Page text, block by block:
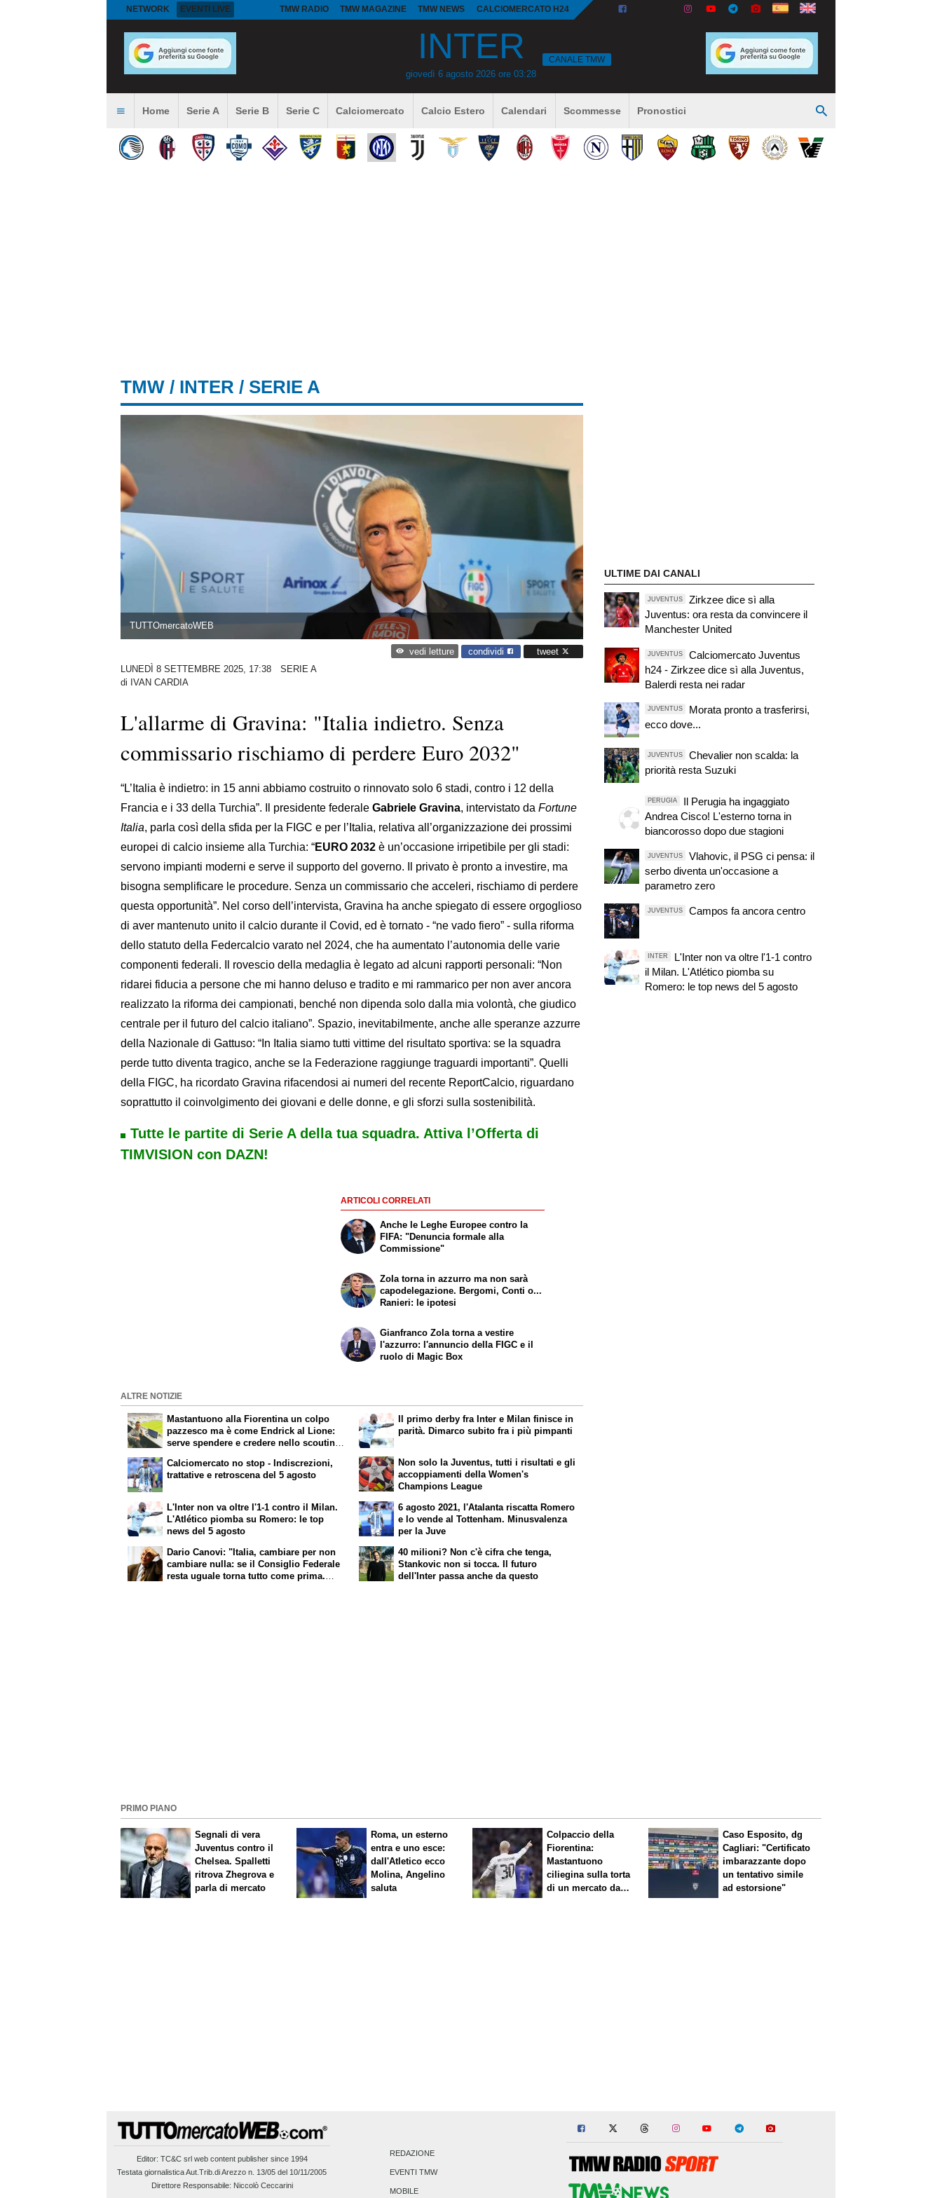
NETWORK EVENTI LIVE TMW RADIO TMW MAGAZINE TMW NEWS CALCIOMERCATO H24
INTER
giovedì 6 agosto 2026 ore 03:28
CANALE TMW
Home Serie A Serie B Serie C Calciomercato Calcio Estero Calendari Scommesse Pronostici
TMW / INTER / SERIE A
TUTTOmercatoWEB
vedi letture condividi
tweet
LUNEDÌ 8 SETTEMBRE 2025, 17:38
SERIE A
di IVAN CARDIA
L'allarme di Gravina: "Italia indietro. Senza
commissario rischiamo di perdere Euro 2032"
“L’Italia è indietro: in 15 anni abbiamo costruito o rinnovato solo 6 stadi, contro i 12 della
Francia e i 33 della Turchia”. Il presidente federale Gabriele Gravina, intervistato da Fortune
Italia, parla così della sfida per la FIGC e per l’Italia, relativa all’organizzazione dei prossimi
europei di calcio insieme alla Turchia: “EURO 2032 è un’occasione irripetibile per gli stadi:
servono impianti moderni e serve il supporto del governo. Il privato è pronto a investire, ma
bisogna semplificare le procedure. Senza un commissario che acceleri, rischiamo di perdere
questa opportunità”. Nel corso dell’intervista, Gravina ha anche spiegato di essere orgoglioso
di aver mantenuto unito il calcio durante il Covid, ed è tornato - “ne vado fiero” - sulla riforma
dello statuto della Federcalcio varato nel 2024, che ha aumentato l’autonomia delle varie
componenti federali. Il rovescio della medaglia è legato ad alcuni rapporti personali: “Non
ridarei fiducia a persone che mi hanno deluso e tradito e mi rammarico per non aver ancora
realizzato la riforma dei campionati, benché non dipenda solo dalla mia volontà, che giudico
centrale per il futuro del calcio italiano”. Spazio, inevitabilmente, anche alle speranze azzurre
della Nazionale di Gattuso: “In Italia siamo tutti vittime del risultato sportiva: se la squadra
perde tutto diventa tragico, anche se la Federazione raggiunge traguardi importanti”. Quelli
della FIGC, ha ricordato Gravina rifacendosi ai numeri del recente ReportCalcio, riguardano
soprattutto il coinvolgimento dei giovani e delle donne, e gli sforzi sulla sostenibilità.
Tutte le partite di Serie A della tua squadra. Attiva l’Offerta di
TIMVISION con DAZN!
ARTICOLI CORRELATI
Anche le Leghe Europee contro la
FIFA: "Denuncia formale alla
Commissione"
Zola torna in azzurro ma non sarà
capodelegazione. Bergomi, Conti o...
Ranieri: le ipotesi
Gianfranco Zola torna a vestire
l'azzurro: l'annuncio della FIGC e il
ruolo di Magic Box
ALTRE NOTIZIE
Mastantuono alla Fiorentina un colpo
pazzesco ma è come Endrick al Lione:
serve spendere e credere nello scouting
attenzione perché qualcosa sta
cambiando davvero
Calciomercato no stop - Indiscrezioni,
trattative e retroscena del 5 agosto
Il primo derby fra Inter e Milan finisce in
parità. Dimarco subito fra i più pimpanti
Non solo la Juventus, tutti i risultati e gli
accoppiamenti della Women's
Champions League
L'Inter non va oltre l'1-1 contro il Milan.
L'Atlético piomba su Romero: le top
news del 5 agosto
Dario Canovi: "Italia, cambiare per non
cambiare nulla: se il Consiglio Federale
resta uguale torna tutto come prima.
6 agosto 2021, l'Atalanta riscatta Romero
e lo vende al Tottenham. Minusvalenza
per la Juve
40 milioni? Non c'è cifra che tenga,
Stankovic non si tocca. Il futuro
dell'Inter passa anche da questo
ULTIME DAI CANALI
JUVENTUS
Zirkzee dice sì alla
Juventus: ora resta da convincere il
Manchester United
JUVENTUS
Calciomercato Juventus
h24 - Zirkzee dice sì alla Juventus,
Balerdi resta nei radar
JUVENTUS
Morata pronto a trasferirsi,
ecco dove...
JUVENTUS
Chevalier non scalda: la
priorità resta Suzuki
PERUGIA
Il Perugia ha ingaggiato
Andrea Cisco! L'esterno torna in
biancorosso dopo due stagioni
JUVENTUS
Vlahovic, il PSG ci pensa: il
serbo diventa un'occasione a
parametro zero
JUVENTUS Campos fa ancora centro
INTER
L'Inter non va oltre l'1-1 contro
il Milan. L'Atlético piomba su
Romero: le top news del 5 agosto
PRIMO PIANO
Segnali di vera
Juventus contro il
Chelsea. Spalletti
ritrova Zhegrova e
parla di mercato
Roma, un esterno
entra e uno esce:
dall'Atletico ecco
Molina, Angelino
saluta
Colpaccio della
Fiorentina:
Mastantuono
ciliegina sulla torta
di un mercato da
Caso Esposito, dg
Cagliari: "Certificato
imbarazzante dopo
un tentativo simile
ad estorsione"
Editor: TC&C srlweb content publisher since 1994
Testata giornalistica Aut.Trib.di Arezzo n. 13/05 del 10/11/2005
Direttore Responsabile: Niccolò Ceccarini
REDAZIONE
EVENTI TMW
MOBILE